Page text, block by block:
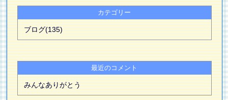
カテゴリー
ブログ(135)
最近のコメント
みんなありがとう